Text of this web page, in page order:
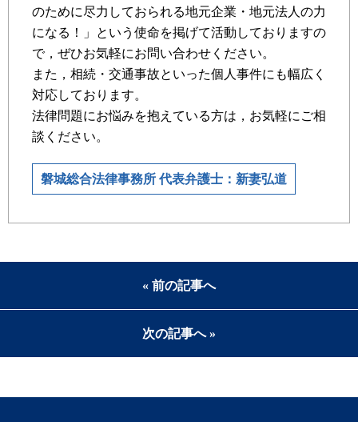
のために尽力しておられる地元企業・地元法人の力
になる！」という使命を掲げて活動しておりますの
で，ぜひお気軽にお問い合わせください。
また，相続・交通事故といった個人事件にも幅広く
対応しております。
法律問題にお悩みを抱えている方は，お気軽にご相
談ください。
磐城総合法律事務所 代表弁護士：新妻弘道
« 前の記事へ
次の記事へ »